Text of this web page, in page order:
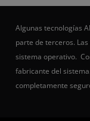
Algunas tecnologías
parte de terceros.
sistema operativo.
fabricante del
completamente